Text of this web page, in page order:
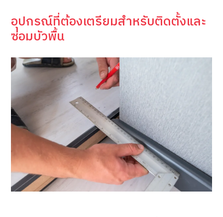
อุปกรณ์ที่ต้องเตรียมสำหรับติดตั้งและ
ซ่อมบัวพื้น